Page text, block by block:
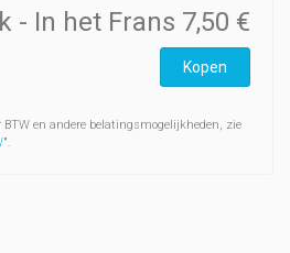
l’apparition des groupes
autrefois caractérisés par
de personnes, d’associations ou
Le renforcement de leur
voire de leur existence.
- In het Frans 7,50 €
Kopen
en andere belatingsmogelijkheden, zie
".